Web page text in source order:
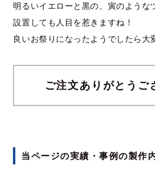
明るいイエローと黒の、寅のような
設置しても人目を惹きますね！
良いお祭りになったようでしたら大
ご注文ありがとうご
当ページの実績・事例の製作